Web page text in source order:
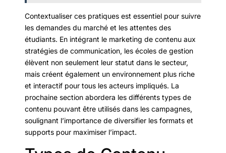
Contextualiser ces pratiques est essentiel pour suivre
les demandes du marché et les attentes des
étudiants. En intégrant le marketing de contenu aux
stratégies de communication, les écoles de gestion
élèvent non seulement leur statut dans le secteur,
mais créent également un environnement plus riche
et interactif pour tous les acteurs impliqués. La
prochaine section abordera les différents types de
contenu pouvant être utilisés dans les campagnes,
soulignant l’importance de diversifier les formats et
supports pour maximiser l’impact.